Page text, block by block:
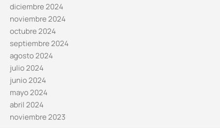
diciembre 2024
noviembre 2024
octubre 2024
septiembre 2024
agosto 2024
julio 2024
junio 2024
mayo 2024
abril 2024
noviembre 2023